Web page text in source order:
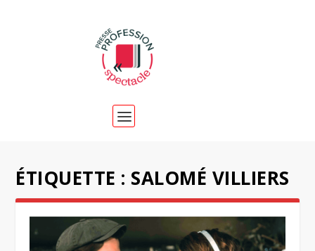
ÉTIQUETTE : SALOMÉ VILLIERS